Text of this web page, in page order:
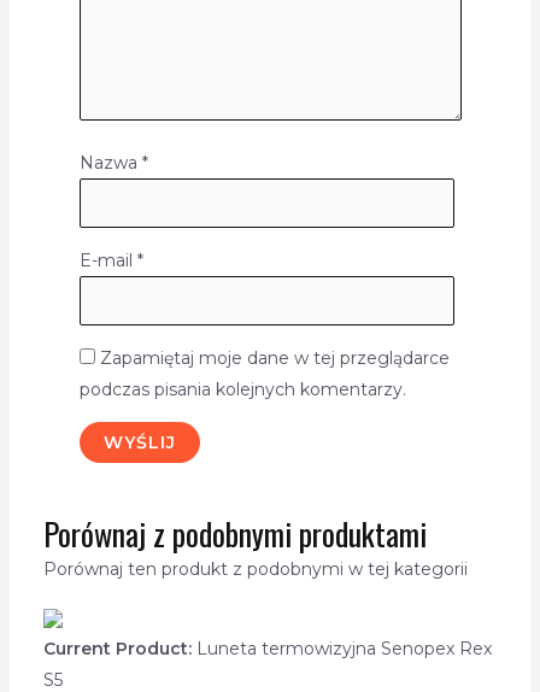
Nazwa *
E-mail *
Zapamiętaj moje dane w tej przeglądarce
podczas pisania kolejnych komentarzy.
Porównaj z podobnymi produktami
Porównaj ten produkt z podobnymi w tej kategorii
Current Product: Luneta termowizyjna Senopex Rex
S5